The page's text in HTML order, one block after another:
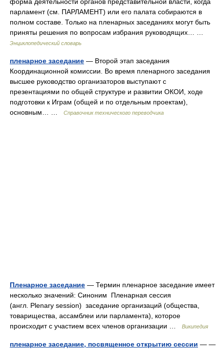
парламент (см. ПАРЛАМЕНТ) или его палата собираются в
полном составе. Только на пленарных заседаниях могут быть
приняты решения по вопросам избрания руководящих… …
Энциклопедический словарь
пленарное заседание — Второй этап заседания
Координационной комиссии. Во время пленарного заседания
высшее руководство организаторов выступают с
презентациями по общей структуре и развитии ОКОИ, ходе
подготовки к Играм (общей и по отдельным проектам),
основным… …
Справочник технического переводчика
Пленарное заседание — Термин пленарное заседание имеет
несколько значений: Синоним Пленарная сессия
(англ. Plenary session) заседание организаций (общества,
товарищества, ассамблеи или парламента), которое
происходит с участием всех членов организации …
Википедия
пленарное заседание, посвященное открытию сессии — —